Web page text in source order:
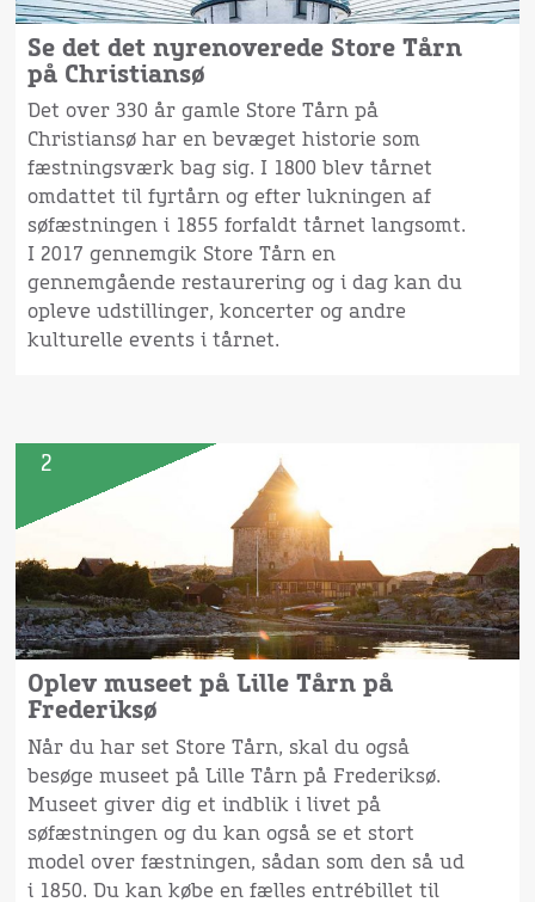
Se det det nyrenoverede Store Tårn
på Christiansø
Det over 330 år gamle Store Tårn på
Christiansø har en bevæget historie som
fæstningsværk bag sig. I 1800 blev tårnet
omdattet til fyrtårn og efter lukningen af
søfæstningen i 1855 forfaldt tårnet langsomt.
I 2017 gennemgik Store Tårn en
gennemgående restaurering og i dag kan du
opleve udstillinger, koncerter og andre
kulturelle events i tårnet.
2
Oplev museet på Lille Tårn på
Frederiksø
Når du har set Store Tårn, skal du også
besøge museet på Lille Tårn på Frederiksø.
Museet giver dig et indblik i livet på
søfæstningen og du kan også se et stort
model over fæstningen, sådan som den så ud
i 1850. Du kan købe en fælles entrébillet til